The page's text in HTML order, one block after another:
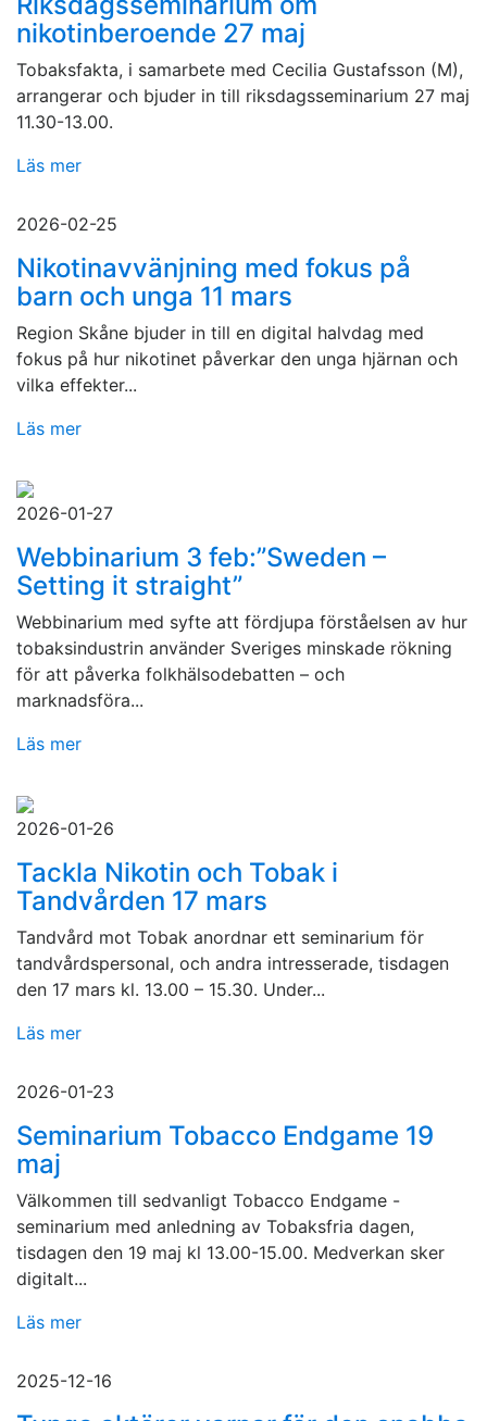
nikotinberoende 27 maj
Tobaksfakta, i samarbete med Cecilia Gustafsson (M),
arrangerar och bjuder in till riksdagsseminarium 27 maj
11.30-13.00.
Läs mer
2026-02-25
Nikotinavvänjning med fokus på
barn och unga 11 mars
Region Skåne bjuder in till en digital halvdag med
fokus på hur nikotinet påverkar den unga hjärnan och
vilka effekter...
Läs mer
2026-01-27
Webbinarium 3 feb:”Sweden –
Setting it straight”
Webbinarium med syfte att fördjupa förståelsen av hur
tobaksindustrin använder Sveriges minskade rökning
för att påverka folkhälsodebatten – och
marknadsföra...
Läs mer
2026-01-26
Tackla Nikotin och Tobak i
Tandvården 17 mars
Tandvård mot Tobak anordnar ett seminarium för
tandvårdspersonal, och andra intresserade, tisdagen
den 17 mars kl. 13.00 – 15.30. Under...
Läs mer
2026-01-23
Seminarium Tobacco Endgame 19
maj
Välkommen till sedvanligt Tobacco Endgame -
seminarium med anledning av Tobaksfria dagen,
tisdagen den 19 maj kl 13.00-15.00. Medverkan sker
digitalt...
Läs mer
2025-12-16